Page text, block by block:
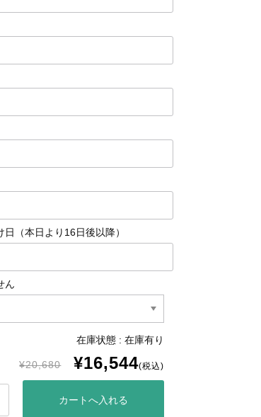
（本日より16日後以降）
ん
在庫状態 : 在庫有り
¥20,680 ¥16,544(税込)